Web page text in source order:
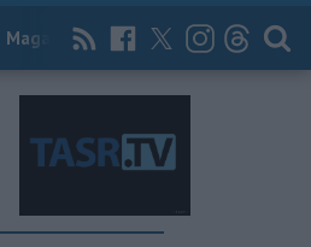
Magazín News Now Archív